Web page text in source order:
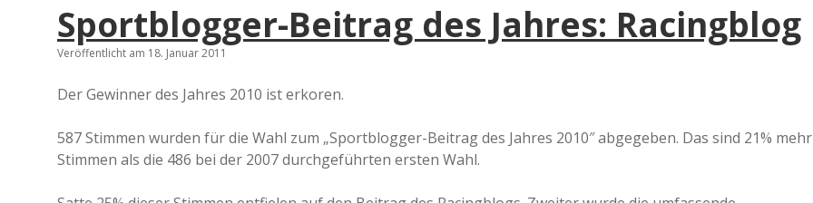
n
r
Sportblogger-Beitrag des Jahres: Racingblog
Veröffentlicht am 18. Januar 2011
Der Gewinner des Jahres 2010 ist erkoren.
587 Stimmen wurden für die Wahl zum „Sportblogger-Beitrag des Jahres 2010″ abgegeben. Das sind 21% mehr
Stimmen als die 486 bei der 2007 durchgeführten ersten Wahl.